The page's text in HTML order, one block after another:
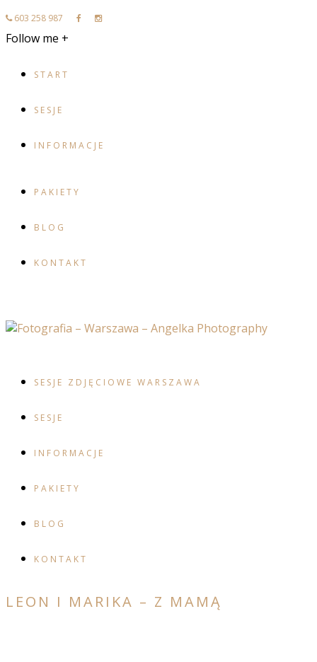
603 258 987
Follow me +
START
SESJE
INFORMACJE
PAKIETY
BLOG
KONTAKT
SESJE ZDJĘCIOWE WARSZAWA
SESJE
INFORMACJE
PAKIETY
BLOG
KONTAKT
LEON I MARIKA – Z MAMĄ